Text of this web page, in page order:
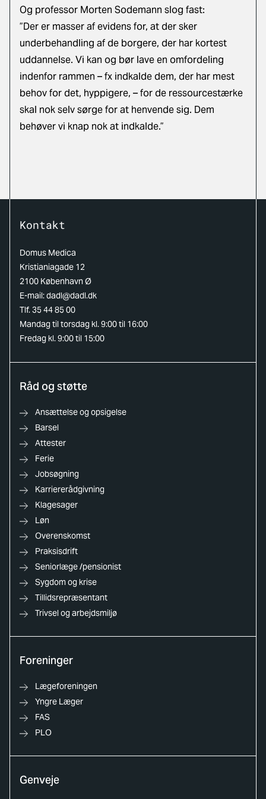
Og professor Morten Sodemann slog fast:
”Der er masser af evidens for, at der sker
underbehandling af de borgere, der har kortest
uddannelse. Vi kan og bør lave en omfordeling
indenfor rammen – fx indkalde dem, der har mest
behov for det, hyppigere, – for de ressourcestærke
skal nok selv sørge for at henvende sig. Dem
behøver vi knap nok at indkalde.”
Kontakt
Domus Medica
Kristianiagade 12
2100 København Ø
E-mail:dadl@dadl.dk
Tlf. 35 44 85 00
Mandag til torsdag kl. 9:00 til 16:00
Fredag kl. 9:00 til 15:00
Råd og støtte
Ansættelse og opsigelse
Barsel
Attester
Ferie
Jobsøgning
Karriererådgivning
Klagesager
Løn
Overenskomst
Praksisdrift
Seniorlæge /pensionist
Sygdom og krise
Tillidsrepræsentant
Trivsel og arbejdsmiljø
Foreninger
Lægeforeningen
Yngre Læger
FAS
PLO
Genveje